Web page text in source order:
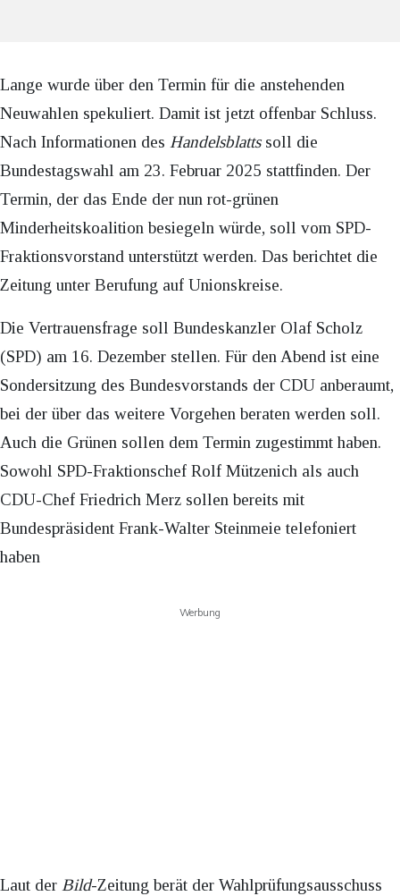
Lange wurde über den Termin für die anstehenden
Neuwahlen spekuliert. Damit ist jetzt offenbar Schluss.
Nach Informationen des Handelsblattssoll die
Bundestagswahl am 23. Februar 2025 stattfinden. Der
Termin, der das Ende der nun rot-grünen
Minderheitskoalition besiegeln würde, soll vom SPD-
Fraktionsvorstand unterstützt werden. Das berichtet die
Zeitung unter Berufung auf Unionskreise.
Die Vertrauensfrage soll Bundeskanzler Olaf Scholz
(SPD) am 16. Dezember stellen. Für den Abend ist eine
Sondersitzung des Bundesvorstands der CDU anberaumt,
bei der über das weitere Vorgehen beraten werden soll.
Auch die Grünen sollen dem Termin zugestimmt haben.
Sowohl SPD-Fraktionschef Rolf Mützenich als auch
CDU-Chef Friedrich Merz sollen bereits mit
Bundespräsident Frank-Walter Steinmeie telefoniert
haben
Werbung
Laut der Bild-Zeitung berät der Wahlprüfungsausschuss